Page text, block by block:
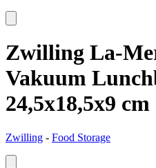
Zwilling La-
Vakuum
24,5x18,5x9 cm
Zwilling - Food Storage